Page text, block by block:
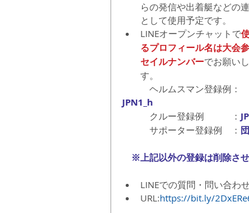
らの発信や出着艇などの
として使用予定です。
LINEオープンチャットで
るプロフィール名は大会
セイルナンバーでお願い
す。
ヘルムスマン登録例：
JPN1_h
クルー登録例　　　：
サポーター登録例　：
※上記以外の登録は削除させ
LINEでの質問・問い合わ
URL:https://bit.ly/